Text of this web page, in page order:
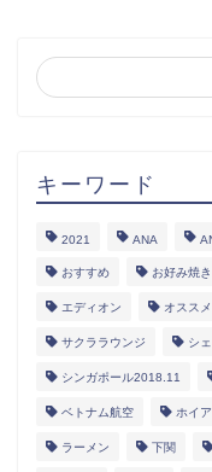
キーワード
2021 ANA
おすすめ お好み焼き
エディオン オススメ
サクララウンジ シ
シンガポール2018.11
ベトナム航空 ホイ
ラーメン 下関